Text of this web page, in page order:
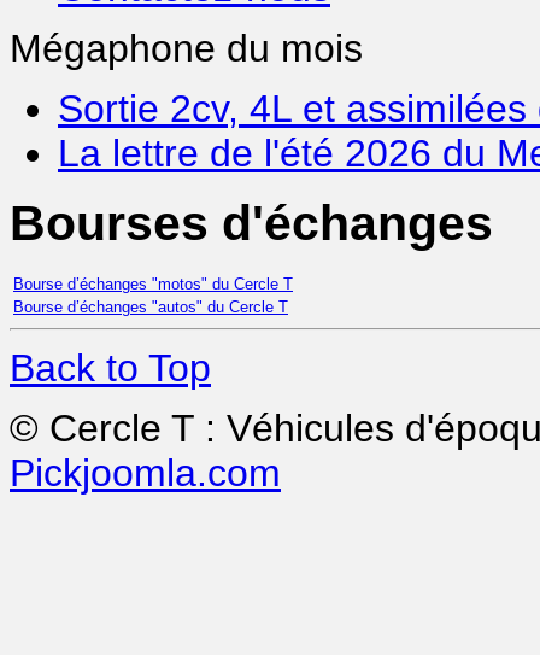
Mégaphone du mois
Sortie 2cv, 4L et
La lettre de l'été 2026 du
Bourses d'échanges
Bourse d’échanges "motos" du Cercle T
Bourse d’échanges "autos" du Cercle T
Back to Top
© Cercle T : Véhicules
Pickjoomla.com